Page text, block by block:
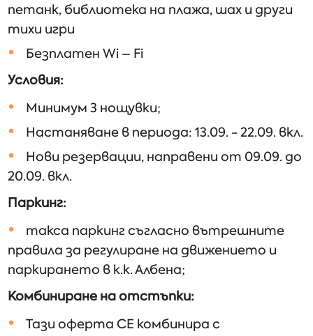
петанк, библиотека на плажа, шах и други
тихи игри
Безплатен Wi – Fi
Условия:
Минимум 3 нощувки;
Настаняване в периода: 13.09. - 22.09. вкл.
Нови резервации, направени от 09.09. до
20.09. вкл.
Паркинг:
такса паркинг съгласно вътрешните
правила за регулиране на движението и
паркирането в к.к. Албена;
Комбиниране на отстъпки:
Тази оферта СЕ комбинира с